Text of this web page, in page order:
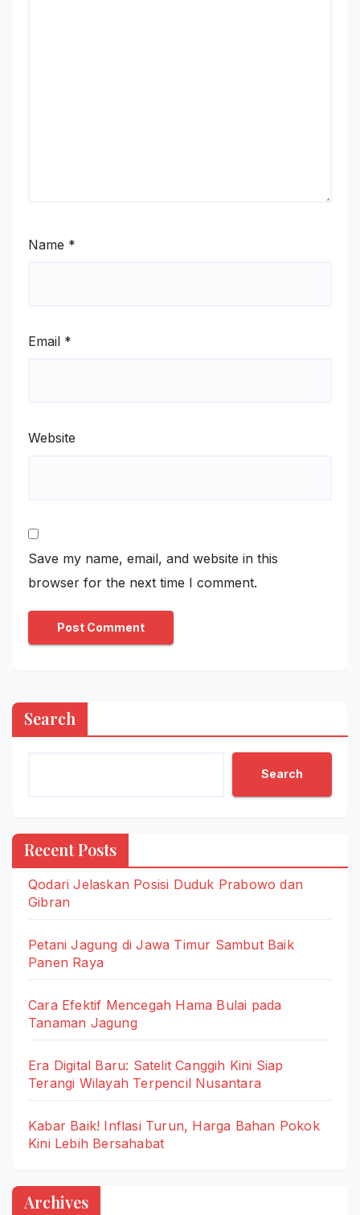
Name *
Email *
Website
Save my name, email, and website in this
browser for the next time I comment.
Search
Search
Recent Posts
Qodari Jelaskan Posisi Duduk Prabowo dan
Gibran
Petani Jagung di Jawa Timur Sambut Baik
Panen Raya
Cara Efektif Mencegah Hama Bulai pada
Tanaman Jagung
Era Digital Baru: Satelit Canggih Kini Siap
Terangi Wilayah Terpencil Nusantara
Kabar Baik! Inflasi Turun, Harga Bahan Pokok
Kini Lebih Bersahabat
Archives